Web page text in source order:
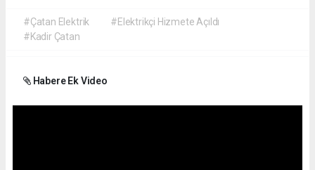
#Çatan Elektrik
#Elektrikçi Hizmete Açıldı
#Kadir Çatan
Habere Ek Video